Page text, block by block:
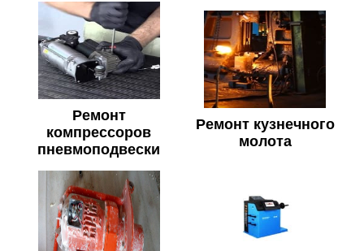
Ремонт
компрессоров
пневмоподвески
Ремонт кузнечного
молота